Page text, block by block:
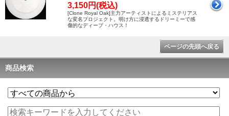
3,150円(税込)
[Clone Royal Oak]主力アーティストによるミステリアス
な変名プロジェクト。明け方に浸透するドリーミーで感
傷的なディープ・ハウス！
ページの先頭へ戻る
商品検索